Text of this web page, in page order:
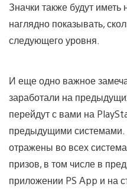
Значки также будут
наглядно показывать,
следующего уровня.
И еще одно важное
заработали на
перейдут с вами на
предыдущими системами.
отражены во всех
призов, в том числе в
приложении PS App и на